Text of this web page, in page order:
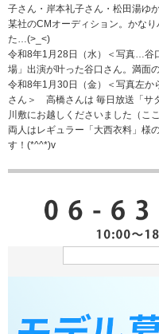
子さん・岸本礼子さん・松田湯ゆ
某社のCMオーディション。かな
た…(>_<)
令和8年1月28日（水）＜写真…谷
場」出演が叶った谷口さん。満面
令和8年1月30日（金）＜写真左
さん＞ 高橋さんは 毎日放送「サ
川敷にお越しくださいました（こ
両人はレギュラー「大西衣料」様
す！(*^^*)v